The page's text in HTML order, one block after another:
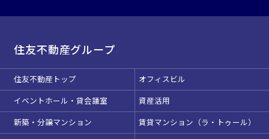
住友不動産グループ
住友不動産トップ
オフィスビル
イベントホール・貸会議室
資産活用
新築・分譲マンション
賃貸マンション（ラ・トゥール）